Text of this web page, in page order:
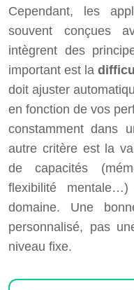
Cependant, les
souvent conçues
intègrent des
important est la
doit ajuster
en fonction de vos
constamment dans
autre critère est la
de capacités
flexibilité
domaine. Une
personnalisé, pas
niveau fixe.